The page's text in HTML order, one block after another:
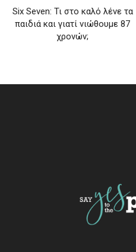
Six Seven: Τι στο καλό λένε τα
παιδιά και γιατί νιώθουμε 87
χρονών;